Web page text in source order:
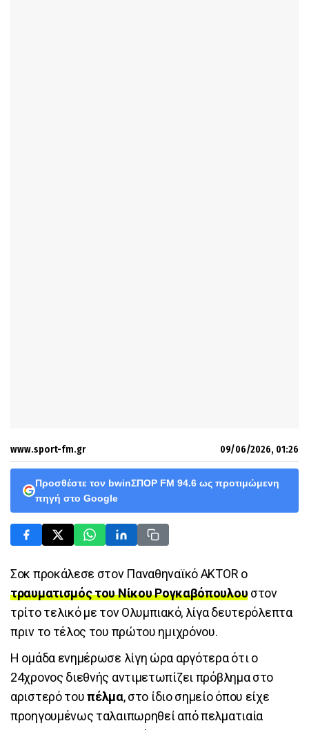
www.sport-fm.gr 09/06/2026, 01:26
Προσθέστε τον bwinΣΠΟΡ FM 94.6 ως προτιμώμενη
πηγή στο Google
Σοκ προκάλεσε στον Παναθηναϊκό AKTOR ο
τραυματισμός τουΝίκου Ρογκαβόπουλου στον
τρίτο τελικό με τον Ολυμπιακό, λίγα δευτερόλεπτα
πριν το τέλος του πρώτου ημιχρόνου.
Η ομάδα ενημέρωσε λίγη ώρα αργότερα ότι ο
24χρονος διεθνής αντιμετωπίζει πρόβλημα στο
αριστερό τουπέλμα, στο ίδιο σημείο όπου είχε
προηγουμένως ταλαιπωρηθεί από πελματιαία